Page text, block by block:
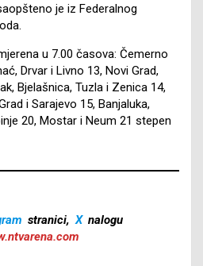
je iz Federalnog
u 7.00 časova: Čemerno
Drvar i Livno 13, Novi Grad,
Bjelašnica, Tuzla i Zenica 14,
i Sarajevo 15, Banjaluka,
20, Mostar i Neum 21 stepen
stranici, X nalogu